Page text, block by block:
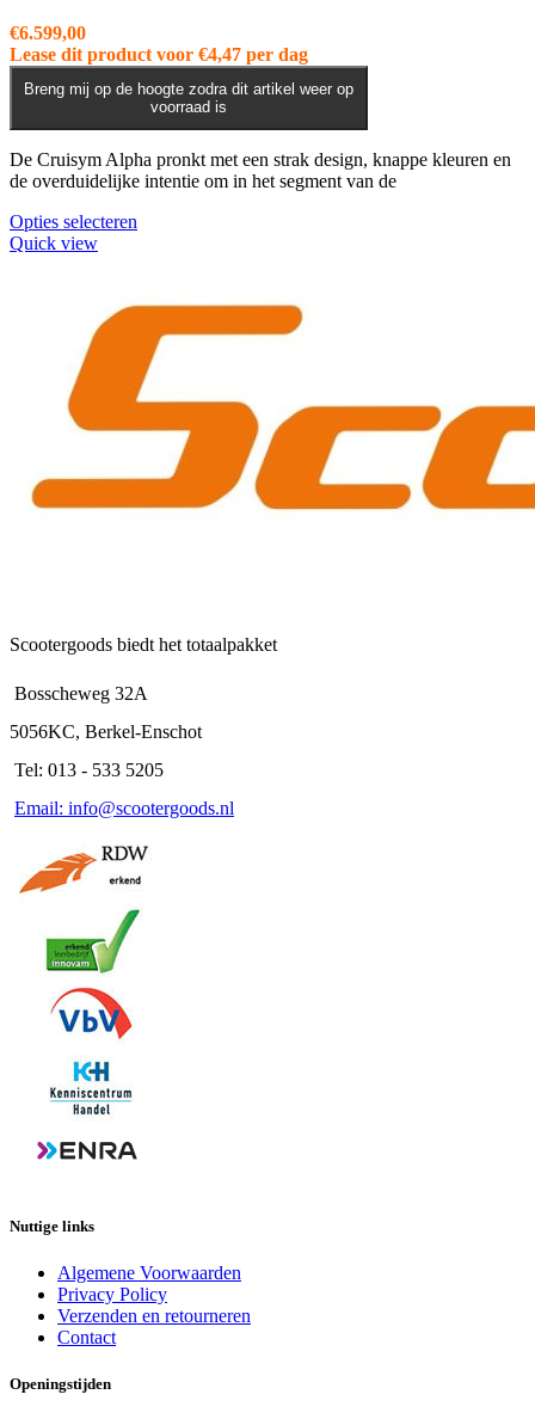
€6.599,00
Lease dit product voor €4,47 per dag
Breng mij op de hoogte zodra dit artikel weer op
voorraad is
De Cruisym Alpha pronkt met een strak design, knappe kleuren en
de overduidelijke intentie om in het segment van de
Opties selecteren
variaties.
Deze
optie
kan
gekozen
op
productpagina
Quick view
Scootergoods biedt het totaalpakket
Bosscheweg 32A
5056KC, Berkel-Enschot
Tel: 013 - 533 5205
Email: info@scootergoods.nl
Nuttige links
Algemene Voorwaarden
Privacy Policy
Verzenden en retourneren
Contact
Openingstijden